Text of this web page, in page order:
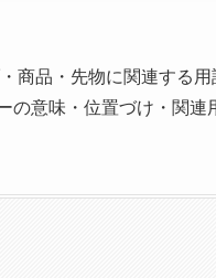
商品・先物に関連する
の意味・位置づけ・関